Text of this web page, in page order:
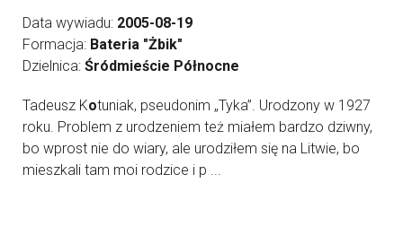
Data wywiadu: 2005-08-19
Formacja: Bateria "Żbik"
Dzielnica: Śródmieście Północne
Tadeusz Kotuniak, pseudonim „Tyka”. Urodzony w 1927
roku. Problem z urodzeniem też miałem bardzo dziwny,
bo wprost nie do wiary, ale urodziłem się na Litwie, bo
mieszkali tam moi rodzice i p ...